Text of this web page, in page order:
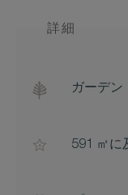
詳細
ガーデン
591 ㎡に